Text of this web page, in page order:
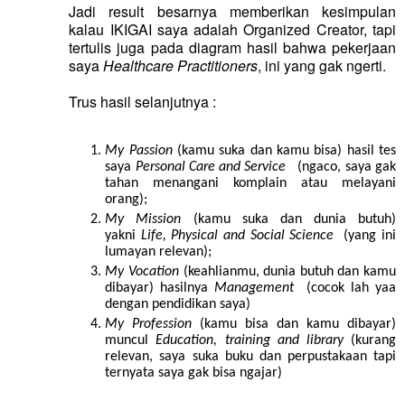
Jadi result besarnya memberikan kesimpulan
kalau IKIGAI saya adalahOrganized Creator, tapi
tertulis juga pada diagram hasil bahwa pekerjaan
sayaHealthcare Practitioners, ini yang gak ngerti.
Trus hasil selanjutnya :
My Passion (kamu suka dan kamu bisa) hasil tes
saya Personal Care and Service (ngaco, saya gak
tahan menangani komplain atau melayani
orang);
My Mission (kamu suka dan dunia butuh)
yakni Life, Physical and Social Science (yang ini
lumayan relevan);
My Vocation (keahlianmu, dunia butuh dan kamu
dibayar) hasilnyaManagement(cocok lah yaa
dengan pendidikan saya)
My Profession (kamu bisa dan kamu dibayar)
munculEducation, training and library(kurang
relevan, saya suka buku dan perpustakaan tapi
ternyata saya gak bisa ngajar)